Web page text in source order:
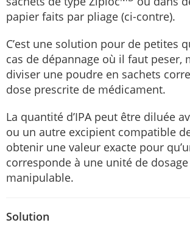
papier faits par pliage (ci-contre).
C’est une solution pour de petites
cas de dépannage où il faut peser,
diviser une poudre en sachets
dose prescrite de médicament.
La quantité d’IPA peut être diluée
ou un autre excipient compatible
obtenir une valeur exacte pour
corresponde à une unité de
manipulable.
Solution